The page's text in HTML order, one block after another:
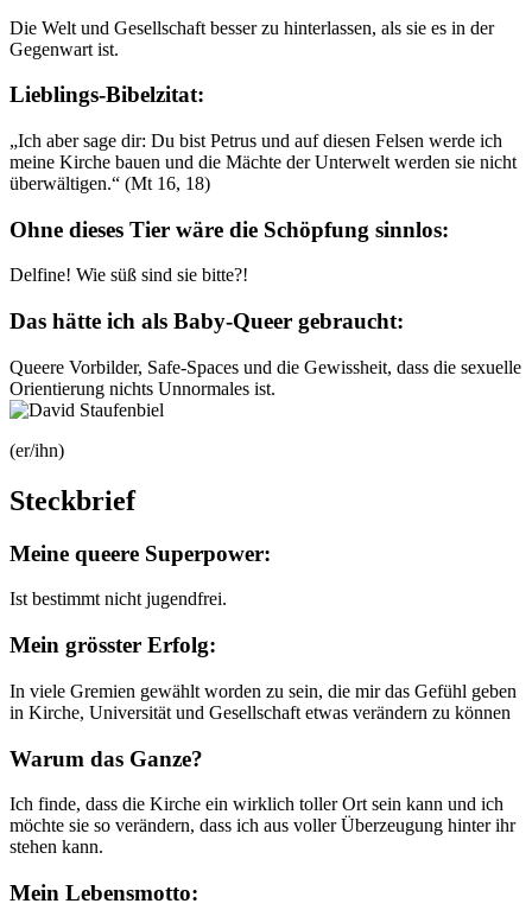
Die Welt und Gesellschaft besser zu hinterlassen, als sie es in der
Gegenwart ist.
Lieblings-Bibelzitat:
„Ich aber sage dir: Du bist Petrus und auf diesen Felsen werde ich
meine Kirche bauen und die Mächte der Unterwelt werden sie nicht
überwältigen.“ (Mt 16, 18)
Ohne dieses Tier wäre die Schöpfung sinnlos:
Delfine! Wie süß sind sie bitte?!
Das hätte ich als Baby-Queer gebraucht:
Queere Vorbilder, Safe-Spaces und die Gewissheit, dass die sexuelle
Orientierung nichts Unnormales ist.
(er/ihn)
Steckbrief
Meine queere Superpower:
Ist bestimmt nicht jugendfrei.
Mein grösster Erfolg:
In viele Gremien gewählt worden zu sein, die mir das Gefühl geben
in Kirche, Universität und Gesellschaft etwas verändern zu können
Warum das Ganze?
Ich finde, dass die Kirche ein wirklich toller Ort sein kann und ich
möchte sie so verändern, dass ich aus voller Überzeugung hinter ihr
stehen kann.
Mein Lebensmotto: